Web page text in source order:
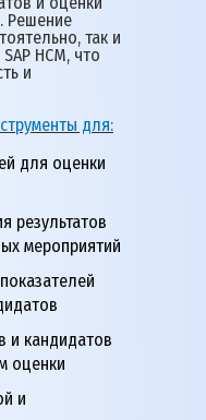
Решение
так и
HCM, что
и
для:
для оценки
результатов
мероприятий
и кандидатов
оценки
и